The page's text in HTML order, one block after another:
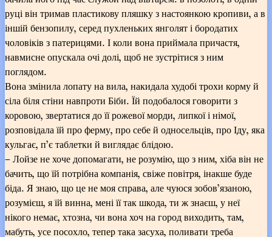
руці він тримав пластикову пляшку з настоянкою кропиви, а в
іншій бензопилу, серед пухленьких янголят і бородатих
чоловіків з патерицями. І коли вона приймала причастя,
навмисне опускала очі долі, щоб не зустрітися з ним
поглядом.
Вона змінила лопату на вила, накидала худобі трохи корму й
сіла біля стіни навпроти Біби. Їй подобалося говорити з
коровою, звертатися до її рожевої морди, липкої і німої,
розповідала їй про ферму, про себе й односельців, про Іду, яка
кульгає, п’є таблетки й виглядає блідою.
– Лойзе не хоче допомагати, не розумію, що з ним, хіба він не
бачить, що їй потрібна компанія, свіже повітря, інакше буде
біда. Я знаю, що це не моя справа, але чуюся зобов’язаною,
розумієш, я їй винна, мені її так шкода, ти ж знаєш, у неї
нікого немає, хтозна, чи вона хоч на город виходить, там,
мабуть, усе посохло, тепер така засуха, поливати треба